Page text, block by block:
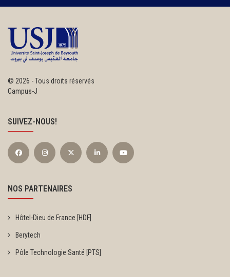
© 2026 - Tous droits réservés
Campus-J
SUIVEZ-NOUS!
NOS PARTENAIRES
Hôtel-Dieu de France [HDF]
Berytech
Pôle Technologie Santé [PTS]